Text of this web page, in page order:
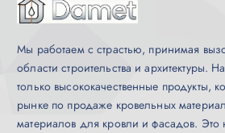
Мы работаем с страстью, принимая
области строительства и архитектуры.
только высококачественные продукты,
рынке по продаже кровельных
материалов для кровли и фасадов. Это